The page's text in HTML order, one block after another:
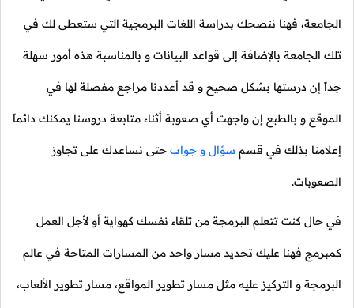
الجامعة، فهنا ننصحك بدراسة اللغات البرمجية التي ستعطى لك في
تلك الجامعة بالإضافة إلى قواعد البيانات و بالمناسبة هذه أمور سهلة
جداً إن درستها بشكل صحيح و قد أعددنا مراجع مفصلة لها في
الموقع و بالطبع إن واجهت أي صعوبة أثناء متابعة دروسنا يمكنك دائماً
إعلامنا بذلك في قسم سؤال و جواب حتى نساعدك على تجاوز
الصعوبات.
في حال كنت تتعلم البرمجة من تلقاء نفسك كهواية أو لأجل العمل
كمبرمج فهنا عليك تحديد مسار واحد من المسارات المتاحة في عالم
البرمجة و التركيز عليه مثل مسار تطوير المواقع، مسار تطوير الألعاب،